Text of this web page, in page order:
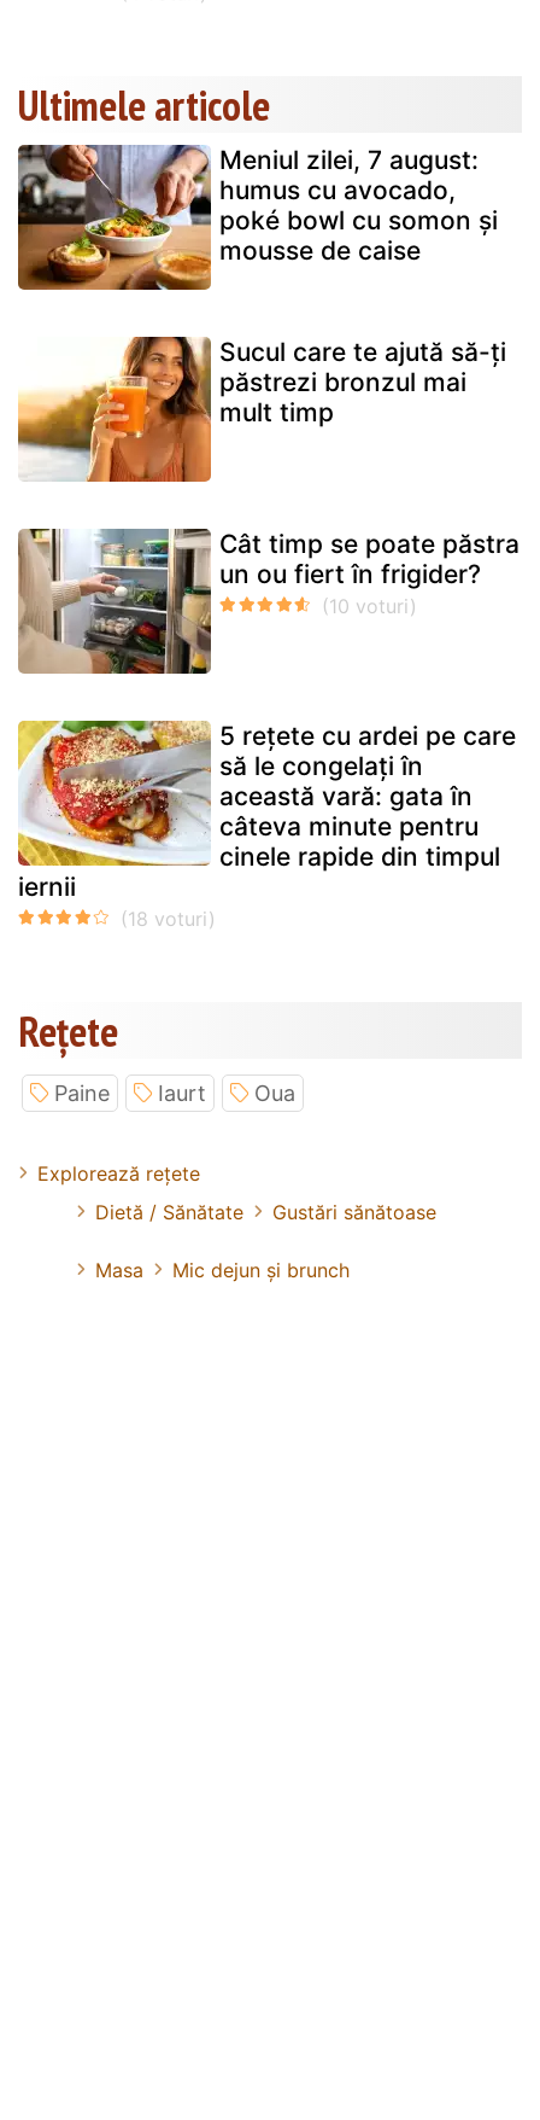
Ultimele articole
Meniul zilei, 7 august:
humus cu avocado,
poké bowl cu somon și
mousse de caise
Sucul care te ajută să-ți
păstrezi bronzul mai
mult timp
Cât timp se poate păstra
un ou fiert în frigider?
5 rețete cu ardei pe care
să le congelați în
această vară: gata în
câteva minute pentru
cinele rapide din timpul
iernii
Rețete
Paine Iaurt Oua
Explorează rețete
Dietă / Sănătate
Gustări sănătoase
Masa Mic dejun și brunch